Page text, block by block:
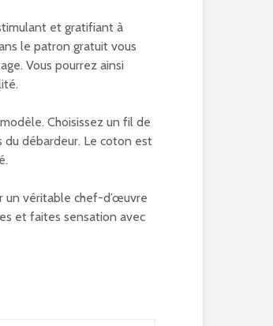
et gratifiant à
le patron gratuit vous
Vous pourrez ainsi
Choisissez un fil de
débardeur. Le coton est
un véritable chef-d’œuvre
et faites sensation avec